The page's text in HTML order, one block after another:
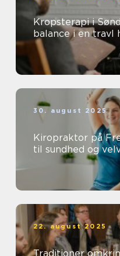
Kropsterapi i
balance i en travl
30. august 2025
Kiropraktor på
til sundhed og
22. august 2025
Traditioner